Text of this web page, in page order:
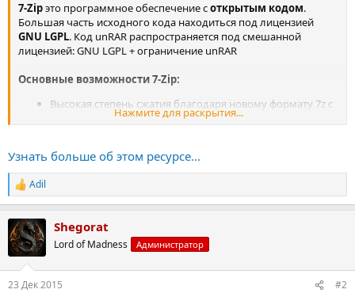
7-Zipэто программное обеспечение соткрытым кодом.
Большая часть исходного кода находиться под лицензией
GNU LGPL. Код unRAR распространяется под смешанной
лицензией: GNU LGPL + ограничение unRAR
Основные возможности 7-Zip:
Высокая степень сжатия благодаря новому формату 7z с
компрессией LZMA
BZIP2 и TAR
Только разархивирование: ARJ, CAB, CHM, CPIO,
Нажмите для раскрытия...
Узнать больше об этом ресурсе...
Р
е
к
ц
и
Adil
Shegorat
Lord of Madness Администратор
23 Дек 2015 #2